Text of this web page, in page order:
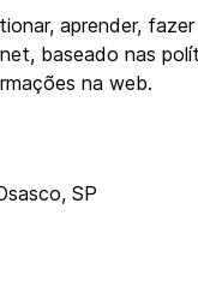
aprender,
baseado nas
na web.
SP